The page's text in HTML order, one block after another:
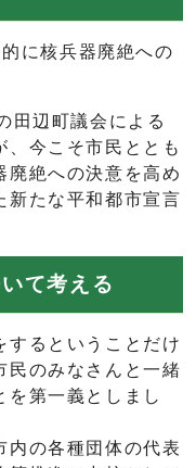
に核兵器廃絶への
田辺町議会による
、今こそ市民ととも
廃絶への決意を高め
新たな平和都市宣言
て考える
するということだけ
民のみなさんと一緒
を第一義としまし
内の各種団体の代表